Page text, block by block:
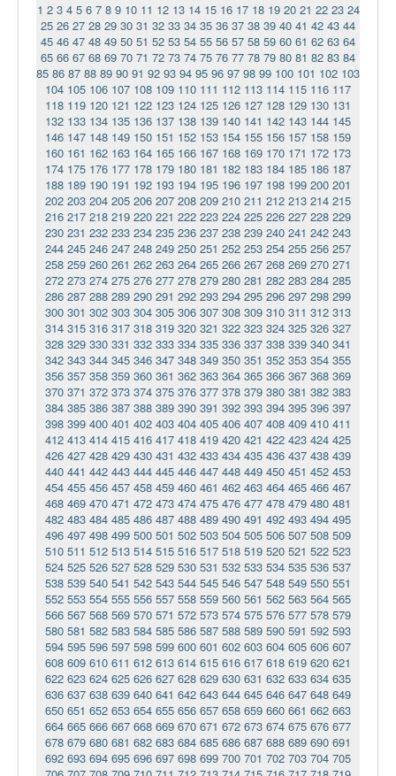
1 2 3 4 5 6 7 8 9 10 11 12 13 14 15 16 17 18 19 20 21 22 23 24
25 26 27 28 29 30 31 32 33 34 35 36 37 38 39 40 41 42 43 44
45 46 47 48 49 50 51 52 53 54 55 56 57 58 59 60 61 62 63 64
65 66 67 68 69 70 71 72 73 74 75 76 77 78 79 80 81 82 83 84
85 86 87 88 89 90 91 92 93 94 95 96 97 98 99 100 101 102 103
104 105 106 107 108 109 110 111 112 113 114 115 116 117
118 119 120 121 122 123 124 125 126 127 128 129 130 131
132 133 134 135 136 137 138 139 140 141 142 143 144 145
146 147 148 149 150 151 152 153 154 155 156 157 158 159
160 161 162 163 164 165 166 167 168 169 170 171 172 173
174 175 176 177 178 179 180 181 182 183 184 185 186 187
188 189 190 191 192 193 194 195 196 197 198 199 200 201
202 203 204 205 206 207 208 209 210 211 212 213 214 215
216 217 218 219 220 221 222 223 224 225 226 227 228 229
230 231 232 233 234 235 236 237 238 239 240 241 242 243
244 245 246 247 248 249 250 251 252 253 254 255 256 257
258 259 260 261 262 263 264 265 266 267 268 269 270 271
272 273 274 275 276 277 278 279 280 281 282 283 284 285
286 287 288 289 290 291 292 293 294 295 296 297 298 299
300 301 302 303 304 305 306 307 308 309 310 311 312 313
314 315 316 317 318 319 320 321 322 323 324 325 326 327
328 329 330 331 332 333 334 335 336 337 338 339 340 341
342 343 344 345 346 347 348 349 350 351 352 353 354 355
356 357 358 359 360 361 362 363 364 365 366 367 368 369
370 371 372 373 374 375 376 377 378 379 380 381 382 383
384 385 386 387 388 389 390 391 392 393 394 395 396 397
398 399 400 401 402 403 404 405 406 407 408 409 410 411
412 413 414 415 416 417 418 419 420 421 422 423 424 425
426 427 428 429 430 431 432 433 434 435 436 437 438 439
440 441 442 443 444 445 446 447 448 449 450 451 452 453
454 455 456 457 458 459 460 461 462 463 464 465 466 467
468 469 470 471 472 473 474 475 476 477 478 479 480 481
482 483 484 485 486 487 488 489 490 491 492 493 494 495
496 497 498 499 500 501 502 503 504 505 506 507 508 509
510 511 512 513 514 515 516 517 518 519 520 521 522 523
524 525 526 527 528 529 530 531 532 533 534 535 536 537
538 539 540 541 542 543 544 545 546 547 548 549 550 551
552 553 554 555 556 557 558 559 560 561 562 563 564 565
566 567 568 569 570 571 572 573 574 575 576 577 578 579
580 581 582 583 584 585 586 587 588 589 590 591 592 593
594 595 596 597 598 599 600 601 602 603 604 605 606 607
608 609 610 611 612 613 614 615 616 617 618 619 620 621
622 623 624 625 626 627 628 629 630 631 632 633 634 635
636 637 638 639 640 641 642 643 644 645 646 647 648 649
650 651 652 653 654 655 656 657 658 659 660 661 662 663
664 665 666 667 668 669 670 671 672 673 674 675 676 677
678 679 680 681 682 683 684 685 686 687 688 689 690 691
692 693 694 695 696 697 698 699 700 701 702 703 704 705